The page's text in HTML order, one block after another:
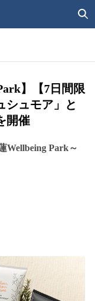
】【7日間限
シュモア」と
開催
Wellbeing Park～